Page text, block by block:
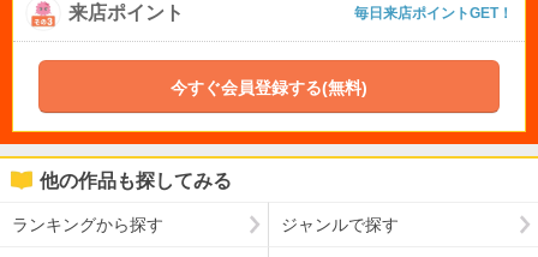
来店ポイント 毎日来店ポイントGET！
今すぐ会員登録する(無料)
他の作品も探してみる
ランキングから探す ジャンルで探す